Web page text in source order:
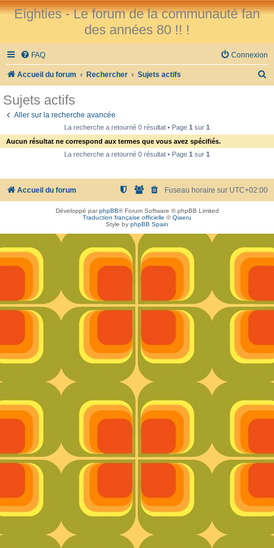
Eighties - Le forum de la communauté fan
des années 80 !! !
FAQ Connexion
Accueil du forum Rechercher Sujets actifs
e
Sujets actifs
Aller sur la recherche avancée
La recherche a retourné 0 résultat • Page 1 sur 1
Aucun résultat ne correspond aux termes que vous avez spécifiés.
La recherche a retourné 0 résultat • Page 1 sur 1
Accueil du forum Fuseau horaire sur UTC+02:00
Développé parphpBB® Forum Software © phpBB Limited
Traduction française officielle ©Qiaeru
Style by phpBB Spain